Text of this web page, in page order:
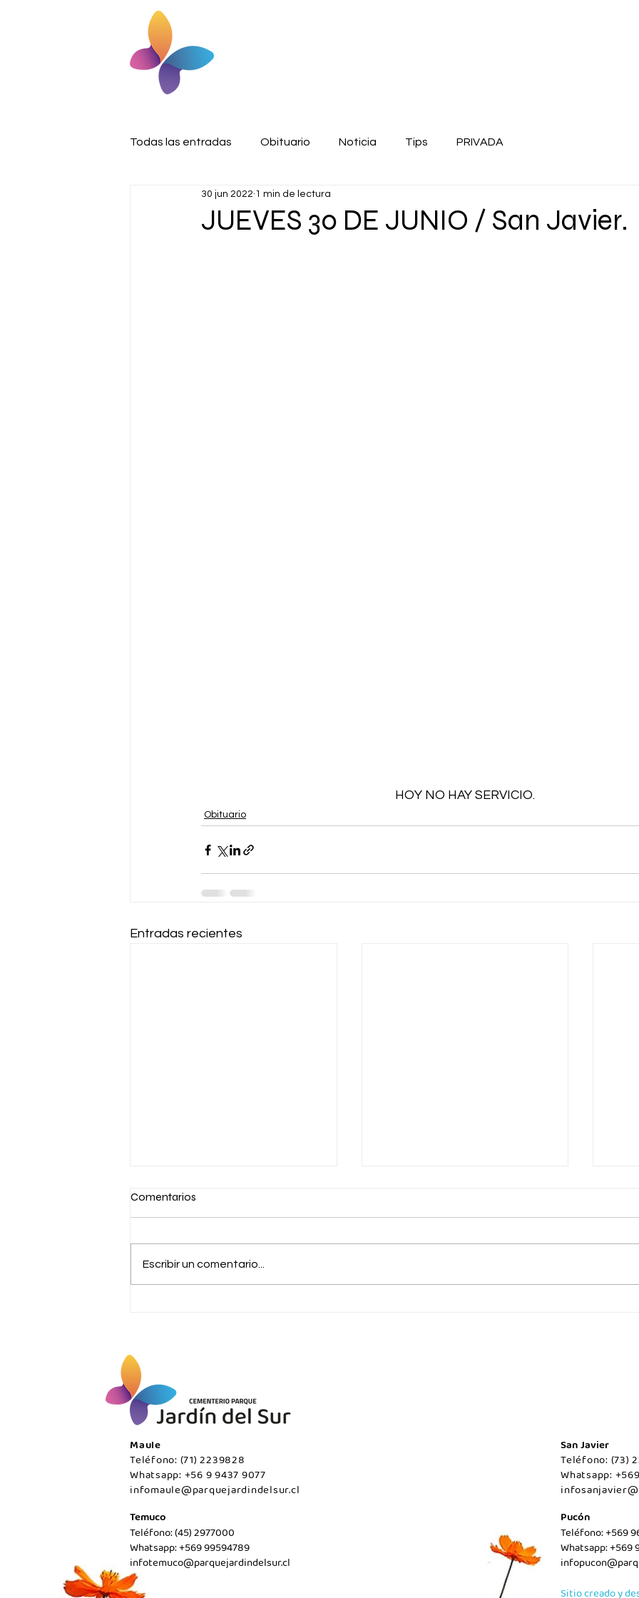
Todas las entradas Obituario Noticia Tips PRIVADA
JUEVES 30 DE JUNIO / San Javier.
30 jun 2022 1 min de lectura
HOY NO HAY SERVICIO.
Obituario
Entradas recientes
Comentarios
Escribir un comentario...
Maule
Teléfono: (71) 2239828
Whatsapp: +56 9 9437 9077
infomaule@parquejardindelsur.cl
Temuco
Teléfono: (45) 2977000
Whatsapp: +569 99594789
infotemuco@parquejardindelsur.cl
San Javier
Teléfono: (73)
Whatsapp:
Pucón
Teléfono: +569
Whatsapp: +569